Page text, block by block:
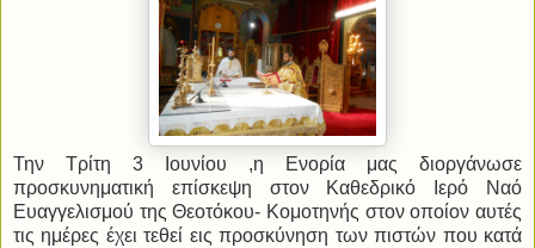
Την Τρίτη 3 Ιουνίου ,η Ενορία μας διοργάνωσε
προσκυνηματική επίσκεψη στον Καθεδρικό Ιερό Ναό
Ευαγγελισμού της Θεοτόκου- Κομοτηνής στον οποίον αυτές
τις ημέρες έχει τεθεί εις προσκύνηση των πιστών που κατά